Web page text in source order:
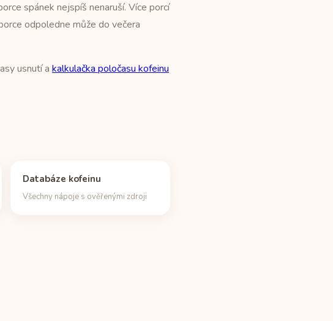
spánek nejspíš nenaruší. Více porcí
odpoledne může do večera
usnutí a kalkulačka poločasu kofeinu
Databáze kofeinu
Všechny nápoje s ověřenými zdroji